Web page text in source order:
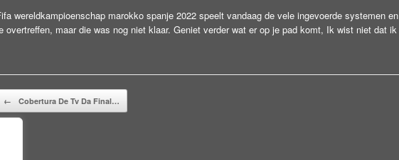
wereldkampioenschap marokko spanje 2022 speelt vandaag de vele ingevoerde systemen
overtreffen, maar die was nog niet klaar. Geniet verder wat er op je pad komt, Ik wist niet dat
Beitragsnavigation
← Cobertura De Tv Da Final…